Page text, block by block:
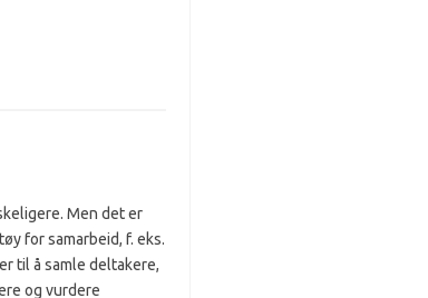
Men det er
for samarbeid, f. eks.
til å samle deltakere,
og vurdere